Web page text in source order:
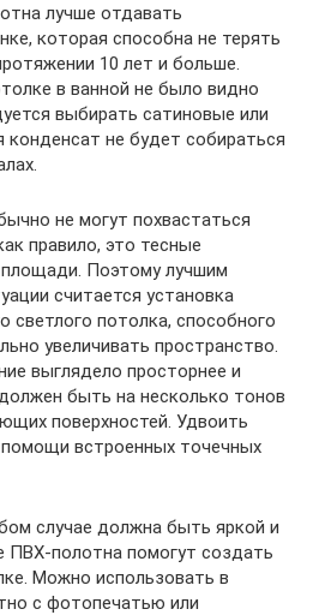
лучше отдавать
которая способна не терять
10 лет и больше.
в ванной не было видно
выбирать сатиновые или
не будет собираться
не могут похвастаться
правило, это тесные
Поэтому лучшим
считается установка
светлого потолка, способного
увеличивать пространство.
выглядело просторнее и
быть на несколько тонов
поверхностей. Удвоить
встроенных точечных
случае должна быть яркой и
ПВХ-полотна помогут создать
Можно использовать в
с фотопечатью или